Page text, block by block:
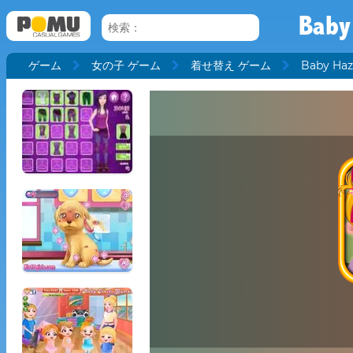
ゲーム 女の子 ゲーム 着せ替え ゲーム Baby